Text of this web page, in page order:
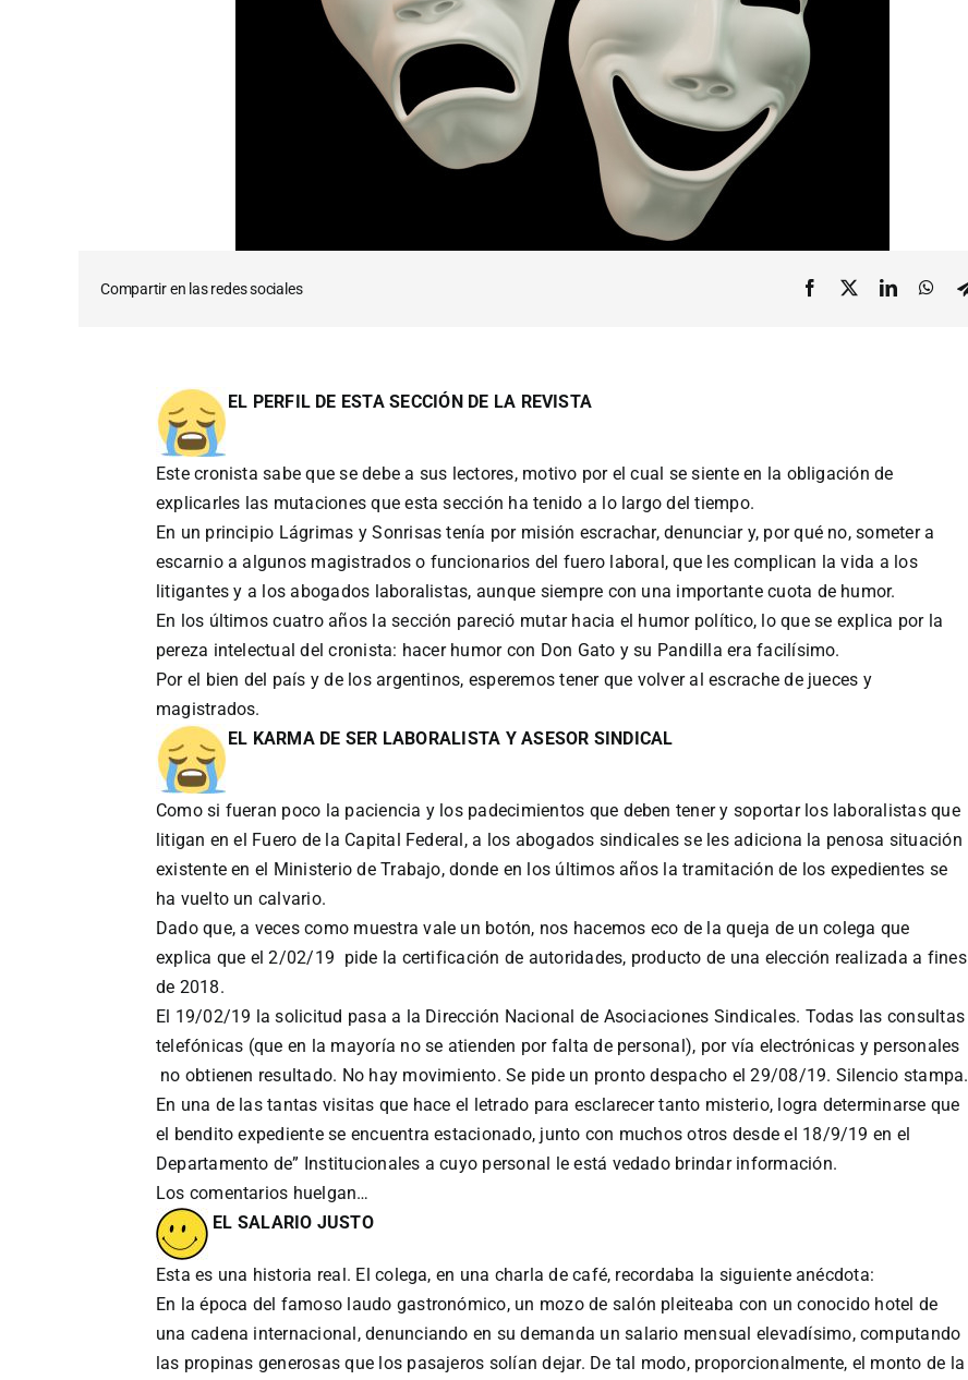
Compartir en las redes sociales
EL PERFIL DE ESTA SECCIÓN DE LA REVISTA
Este cronista sabe que se debe a sus lectores, motivo por el cual se siente en la obligación de
explicarles las mutaciones que esta sección ha tenido a lo largo del tiempo.
En un principio Lágrimas y Sonrisas tenía por misión escrachar, denunciar y, por qué no, someter a
escarnio a algunos magistrados o funcionarios del fuero laboral, que les complican la vida a los
litigantes y a los abogados laboralistas, aunque siempre con una importante cuota de humor.
En los últimos cuatro años la sección pareció mutar hacia el humor político, lo que se explica por la
pereza intelectual del cronista: hacer humor con Don Gato y su Pandilla era facilísimo.
Por el bien del país y de los argentinos, esperemos tener que volver al escrache de jueces y
magistrados.
EL KARMA DE SER LABORALISTA Y ASESOR SINDICAL
Como si fueran poco la paciencia y los padecimientos que deben tener y soportar los laboralistas que
litigan en el Fuero de la Capital Federal, a los abogados sindicales se les adiciona la penosa situación
existente en el Ministerio de Trabajo, donde en los últimos años la tramitación de los expedientes se
ha vuelto un calvario.
Dado que, a veces como muestra vale un botón, nos hacemos eco de la queja de un colega que
explica que el 2/02/19 pide la certificación de autoridades, producto de una elección realizada a fines
de 2018.
El 19/02/19 la solicitud pasa a la Dirección Nacional de Asociaciones Sindicales. Todas las consultas
telefónicas (que en la mayoría no se atienden por falta de personal), por vía electrónicas y personales
no obtienen resultado. No hay movimiento. Se pide un pronto despacho el 29/08/19. Silencio stampa.
En una de las tantas visitas que hace el letrado para esclarecer tanto misterio, logra determinarse que
el bendito expediente se encuentra estacionado, junto con muchos otros desde el 18/9/19 en el
Departamento de” Institucionales a cuyo personal le está vedado brindar información.
Los comentarios huelgan…
EL SALARIO JUSTO
Esta es una historia real. El colega, en una charla de café, recordaba la siguiente anécdota:
En la época del famoso laudo gastronómico, un mozo de salón pleiteaba con un conocido hotel de
una cadena internacional, denunciando en su demanda un salario mensual elevadísimo, computando
las propinas generosas que los pasajeros solían dejar. De tal modo, proporcionalmente, el monto de la